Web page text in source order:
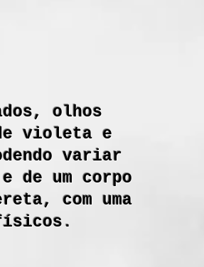
olhos
violeta e
variar
de um corpo
com uma